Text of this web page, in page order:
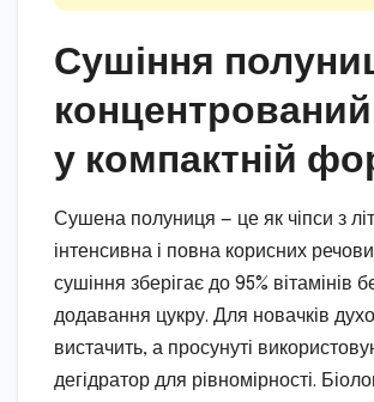
Сушіння
у компактній
Сушена полуниця — це як чіпси з
інтенсивна і повна корисних
сушіння зберігає до 95% вітамінів
додавання цукру. Для новачків
вистачить, а просунуті
дегідратор для рівномірності.